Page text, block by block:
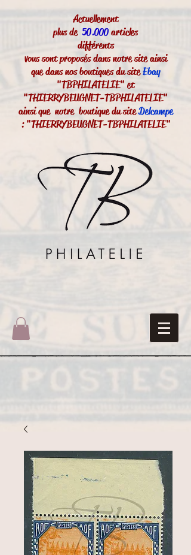
Actuellement
plus de50.000articles
différents
vous sont proposés dans notre site ainsi
que dans nos boutiques du siteEbay
"TBPHILATELIE" et
"THIERRYBEUGNET-TBPHILATELIE"
ainsi que notre boutique du siteDelcampe
: "THIERRYBEUGNET-TBPHILATELIE"